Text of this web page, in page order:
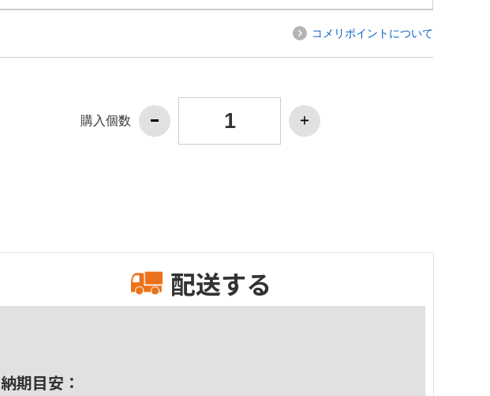
コメリポイントについて
購入個数
配送する
納期目安：